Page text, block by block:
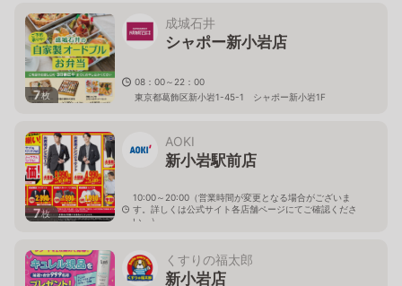
7枚
成城石井
シャポー新小岩店
08：00～22：00
東京都葛飾区新小岩1-45-1 シャポー新小岩1F
7枚
AOKI
新小岩駅前店
10:00～20:00（営業時間が変更となる場合がございま
す。詳しくは公式サイト各店舗ページにてご確認くださ
い。）
くすりの福太郎
新小岩店